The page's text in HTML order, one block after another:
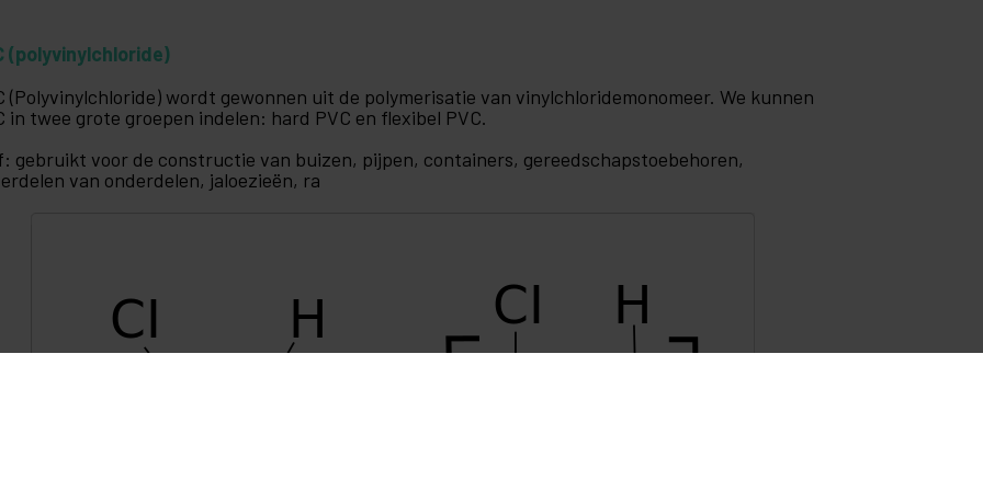
(polyvinylchloride)
(Polyvinylchloride) wordt gewonnen uit de polymerisatie van vinylchloridemonomeer. We kunnen
in twee grote groepen indelen: hard PVC en flexibel PVC.
gebruikt voor de constructie van buizen, pijpen, containers, gereedschapstoebehoren,
van onderdelen, jaloezieën, ra